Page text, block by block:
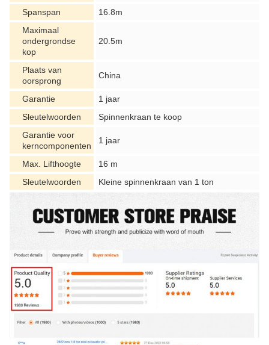
Spanspan
16.8m
Maximaal
ondergrondse
kop
20.5m
Plaats van
oorsprong
China
Garantie
1 jaar
Sleutelwoorden
Spinnenkraan te koop
Garantie voor
kerncomponenten
1 jaar
Max. Lifthoogte
16 m
Sleutelwoorden
Kleine spinnenkraan van 1 ton